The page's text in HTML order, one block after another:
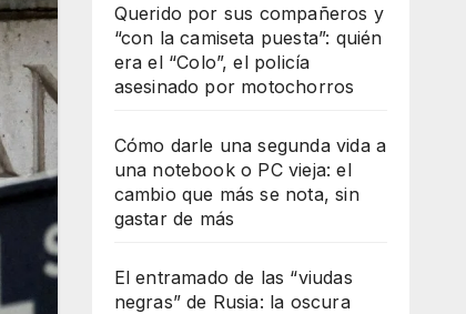
Querido por sus compañeros y
“con la camiseta puesta”: quién
era el “Colo”, el policía
asesinado por motochorros
Cómo darle una segunda vida a
una notebook o PC vieja: el
cambio que más se nota, sin
gastar de más
El entramado de las “viudas
negras” de Rusia: la oscura